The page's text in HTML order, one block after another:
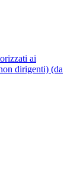
ai
dirigenti) (da